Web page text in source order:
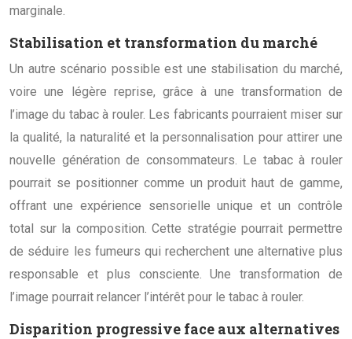
marginale.
Stabilisation et transformation du marché
Un autre scénario possible est une stabilisation du marché,
voire une légère reprise, grâce à une transformation de
l’image du tabac à rouler. Les fabricants pourraient miser sur
la qualité, la naturalité et la personnalisation pour attirer une
nouvelle génération de consommateurs. Le tabac à rouler
pourrait se positionner comme un produit haut de gamme,
offrant une expérience sensorielle unique et un contrôle
total sur la composition. Cette stratégie pourrait permettre
de séduire les fumeurs qui recherchent une alternative plus
responsable et plus consciente. Une transformation de
l’image pourrait relancer l’intérêt pour le tabac à rouler.
Disparition progressive face aux alternatives